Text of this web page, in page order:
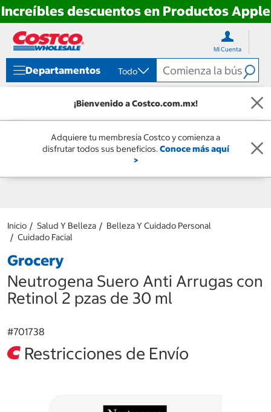
Increíbles descuentos en Productos Apple
directo
contenido
directo
menú
navegación
Mi Cuenta
Departamentos Todo
¡Bienvenido a Costco.com.mx!
Adquiere tu membresía Costco y comienza a
disfrutar todos sus beneficios.Conoce más aquí
>
Inicio Salud Y Belleza
Belleza Y Cuidado Personal
Cuidado Facial
Grocery
Neutrogena Suero Anti Arrugas con
Retinol 2 pzas de 30 ml
#701738
Restricciones de Envío